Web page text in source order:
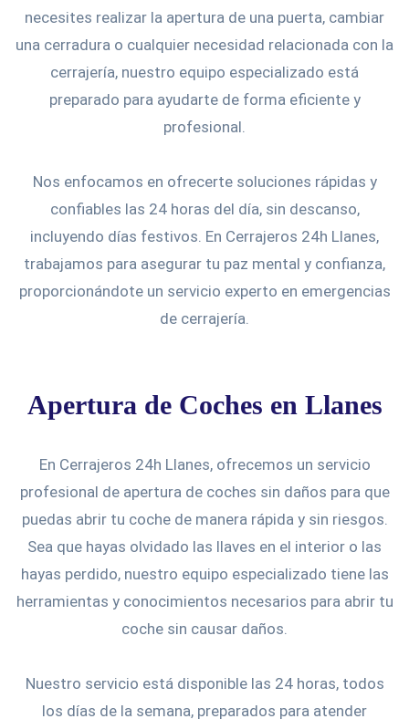
necesites realizar la apertura de una puerta, cambiar
una cerradura o cualquier necesidad relacionada con la
cerrajería, nuestro equipo especializado está
preparado para ayudarte de forma eficiente y
profesional.
Nos enfocamos en ofrecerte soluciones rápidas y
confiables las 24 horas del día, sin descanso,
incluyendo días festivos. En Cerrajeros 24h Llanes,
trabajamos para asegurar tu paz mental y confianza,
proporcionándote un servicio experto en emergencias
de cerrajería.
Apertura de Coches en Llanes
En Cerrajeros 24h Llanes, ofrecemos un servicio
profesional de apertura de coches sin daños para que
puedas abrir tu coche de manera rápida y sin riesgos.
Sea que hayas olvidado las llaves en el interior o las
hayas perdido, nuestro equipo especializado tiene las
herramientas y conocimientos necesarios para abrir tu
coche sin causar daños.
Nuestro servicio está disponible las 24 horas, todos
los días de la semana, preparados para atender